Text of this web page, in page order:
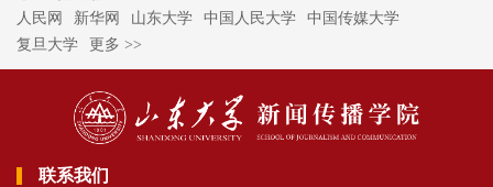
人民网
新华网 山东大学 中国人民大学
中国传媒大学
复旦大学
更多 >>
联系我们